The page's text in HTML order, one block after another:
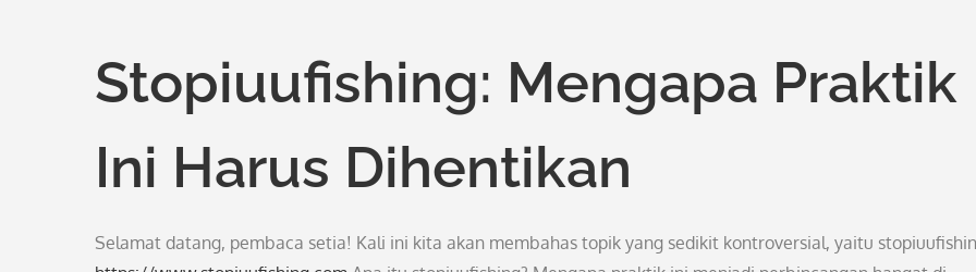
Stopiuufishing: Mengapa Praktik
Ini Harus Dihentikan
Selamat datang, pembaca setia! Kali ini kita akan membahas topik yang sedikit kontroversial, yaitu